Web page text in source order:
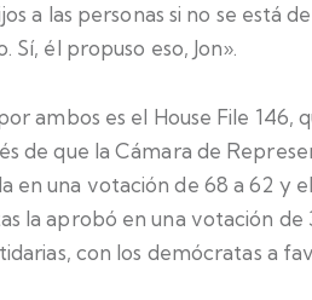
a las personas si no se está
él propuso eso, Jon».
ambos es el House File 146,
de que la Cámara de
en una votación de 68 a 62 y
la aprobó en una votación de
con los demócratas a